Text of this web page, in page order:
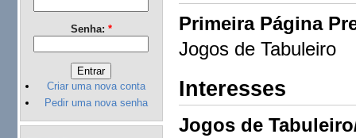
Senha: *
Criar uma nova conta
Pedir uma nova senha
Primeira Página
Jogos de Tabuleiro
Interesses
Jogos de